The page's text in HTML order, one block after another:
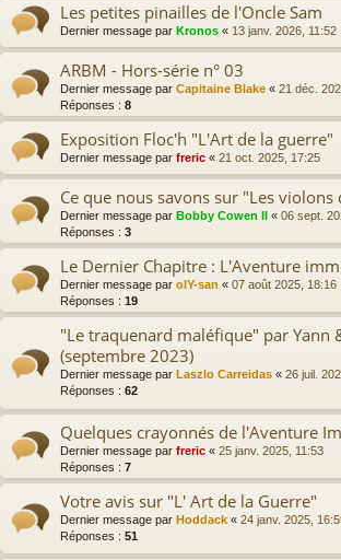
Les petites pinailles de l'Oncle Sam
Dernier message par Kronos « 13 janv. 2026, 11:52
ARBM - Hors-série n° 03
Dernier message par Capitaine Blake « 21 déc.
Réponses : 8
Exposition Floc'h "L'Art de la guerre"
Dernier message par freric « 21 oct. 2025, 17:25
Ce que nous savons sur "Les violons
Dernier message par Bobby Cowen II « 06 sept.
Réponses : 3
Le Dernier Chapitre : L'Aventure
Dernier message par olY-san « 07 août 2025, 18:16
Réponses : 19
"Le traquenard maléfique" par Yann
(septembre 2023)
Dernier message par Laszlo Carreidas « 26 juil.
Réponses : 62
Quelques crayonnés de l'Aventure
Dernier message par freric « 25 janv. 2025, 11:53
Réponses : 7
Votre avis sur "L' Art de la Guerre"
Dernier message par Hoddack « 24 janv. 2025,
Réponses : 51